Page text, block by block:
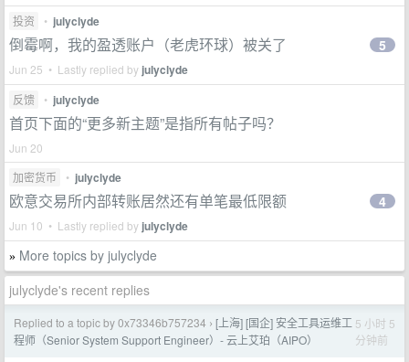
投资 • julyclyde
倒霉啊，我的盈透账户（老虎环球）被关了
Jun 25 • Lastly replied by julyclyde
5
反馈 • julyclyde
首页下面的“更多新主题”是指所有帖子吗？
Jun 20
加密货币
• julyclyde
欧意交易所内部转账居然还有单笔最低限额
Jun 10 • Lastly replied by julyclyde
4
» More topics by julyclyde
julyclyde's recent replies
Replied to a topic by 0x73346b757234 › [上海] [国企] 安全工具运维工
程师（Senior System Support Engineer）- 云上艾珀（AIPO）
5 小时 5
分钟前